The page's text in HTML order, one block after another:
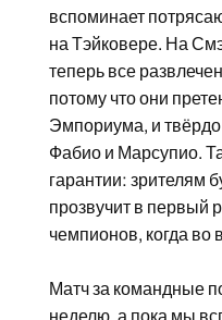
вспоминает
на Тэйковере. На
теперь все
потому что они
Эмпориума, и
Фабио и Марсупио.
гарантии: зрителям
прозвучит в первый
чемпионов, когда во
Матч за командные
неделю, а пока мы